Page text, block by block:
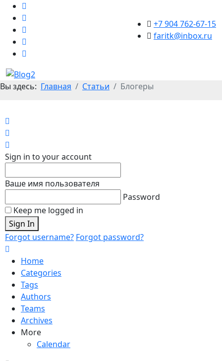
+7 904 762-67-15
faritk@inbox.ru
Вы здесь: Главная Статьи Блогеры
Sign in to your account
Ваше имя пользователя
Password
Keep me logged in
Sign In
Forgot username? Forgot password?
Home
Categories
Tags
Authors
Teams
Archives
More
Calendar